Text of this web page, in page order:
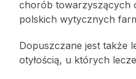
chorób towarzyszących
polskich wytycznych
Dopuszczane jest także
otyłością, u których